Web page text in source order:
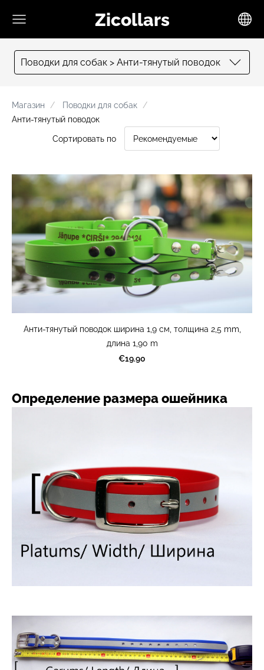
Zicollars
Поводки для собак > Анти-тянутый поводок
Определение размера ошейника
Mагазин
Поводки для собак
Анти-тянутый поводок
Сортировать по
Анти-тянутый поводок ширина 1,9 cм, толщина 2,5 mm,
длина 1,90 m
€19.90